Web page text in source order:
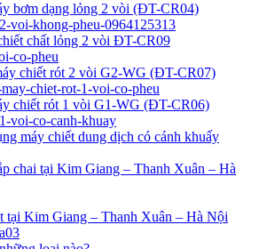
bơm dạng lỏng 2 vòi (ĐT-CR04)
chất lỏng 2 vòi ĐT-CR09
chiết rót 2 vòi G2-WG (ĐT-CR07)
chiết rót 1 vòi G1-WG (ĐT-CR06)
máy chiết dung dịch có cánh khuấy
chai tại Kim Giang – Thanh Xuân – Hà
tại Kim Giang – Thanh Xuân – Hà Nội